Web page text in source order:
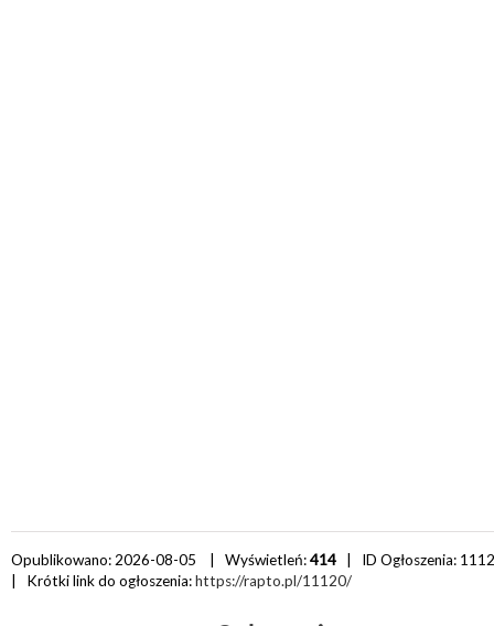
Opublikowano: 2026-08-05 | Wyświetleń:414 | ID Ogłoszenia:
| Krótki link do ogłoszenia:https://rapto.pl/11120/